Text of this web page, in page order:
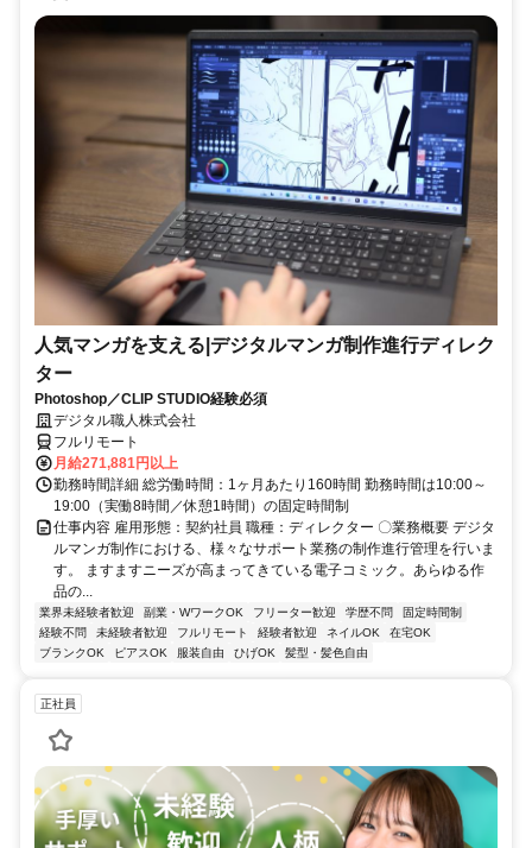
人気マンガを支える|デジタルマンガ制作進行ディレク
ター
Photoshop／CLIP STUDIO経験必須
デジタル職人株式会社
フルリモート
月給271,881円以上
勤務時間詳細 総労働時間：1ヶ月あたり160時間 勤務時間は10:00～
19:00（実働8時間／休憩1時間）の固定時間制
仕事内容 雇用形態：契約社員 職種：ディレクター 〇業務概要 デジタ
ルマンガ制作における、様々なサポート業務の制作進行管理を行いま
す。 ますますニーズが高まってきている電子コミック。あらゆる作
品の...
業界未経験者歓迎 副業・WワークOK フリーター歓迎 学歴不問
固定時間制
経験不問
未経験者歓迎 フルリモート 経験者歓迎 ネイルOK
在宅OK
ブランクOK
ピアスOK 服装自由 ひげOK 髪型・髪色自由
正社員